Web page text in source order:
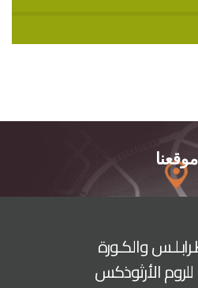
موقعنا
والكـورة
الأرثوذكس